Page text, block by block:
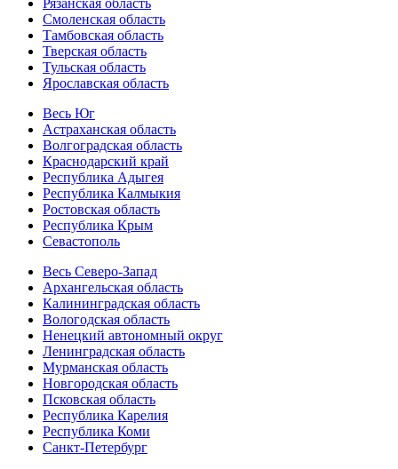
Рязанская область
Смоленская область
Тамбовская область
Тверская область
Тульская область
Ярославская область
Весь Юг
Астраханская область
Волгоградская область
Краснодарский край
Республика Адыгея
Республика Калмыкия
Ростовская область
Республика Крым
Севастополь
Весь Северо-Запад
Архангельская область
Калининградская область
Вологодская область
Ненецкий автономный округ
Ленинградская область
Мурманская область
Новгородская область
Псковская область
Республика Карелия
Республика Коми
Санкт-Петербург